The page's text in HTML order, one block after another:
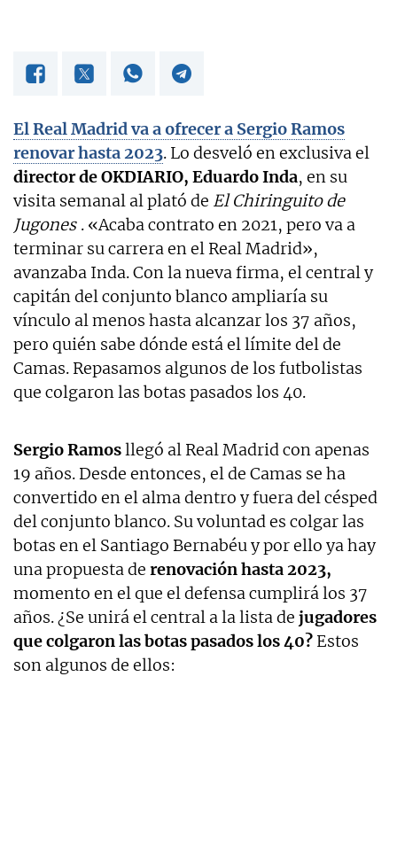
El Real Madrid va a ofrecer a Sergio Ramos
renovar hasta 2023. Lo desveló en exclusiva el
director de OKDIARIO, Eduardo Inda, en su
visita semanal al plató de El Chiringuito de
Jugones . «Acaba contrato en 2021, pero va a
terminar su carrera en el Real Madrid»,
avanzaba Inda. Con la nueva firma, el central y
capitán del conjunto blanco ampliaría su
vínculo al menos hasta alcanzar los 37 años,
pero quién sabe dónde está el límite del de
Camas. Repasamos algunos de los futbolistas
que colgaron las botas pasados los 40.
Sergio Ramosllegó al Real Madrid con apenas
19 años. Desde entonces, el de Camas se ha
convertido en el alma dentro y fuera del césped
del conjunto blanco. Su voluntad es colgar las
botas en el Santiago Bernabéu y por ello ya hay
una propuesta de renovación hasta 2023,
momento en el que el defensa cumplirá los 37
años. ¿Se unirá el central a la lista de jugadores
que colgaron las botas pasados los 40? Estos
son algunos de ellos: